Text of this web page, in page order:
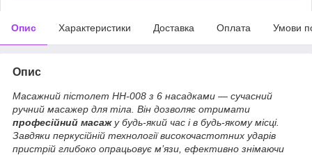
Опис Характеристики Доставка Оплата Умови
Опис
Масажний пістолет HH-008 з 6 насадками — сучасний
ручний масажер для тіла. Він дозволяє отримати
професійний масажу будь-який час і в будь-якому місці.
Завдяки перкусійній технології високочастотних ударів
пристрій глибоко опрацьовує м’язи, ефективно знімаючи